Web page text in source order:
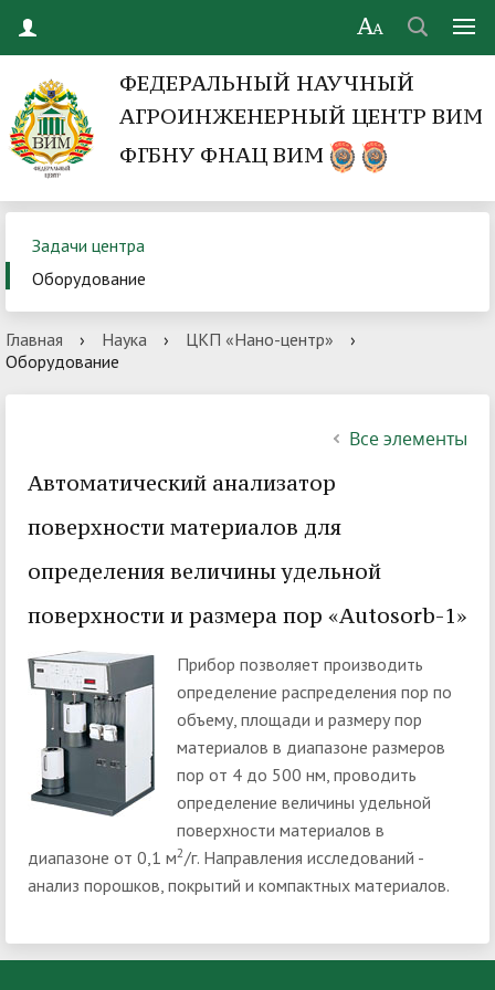
ФЕДЕРАЛЬНЫЙ НАУЧНЫЙ
АГРОИНЖЕНЕРНЫЙ ЦЕНТР ВИМ
ФГБНУ ФНАЦ ВИМ
Задачи центра
Оборудование
Главная › Наука › ЦКП «Нано-центр»
›
Оборудование
Все элементы
Автоматический анализатор
поверхности материалов для
определения величины удельной
поверхности и размера пор «Autosorb-1»
Прибор позволяет производить
определение распределения пор по
объему, площади и размеру пор
материалов в диапазоне размеров
пор от 4 до 500 нм, проводить
определение величины удельной
поверхности материалов в
диапазоне от 0,1 м2/г. Направления исследований -
анализ порошков, покрытий и компактных материалов.